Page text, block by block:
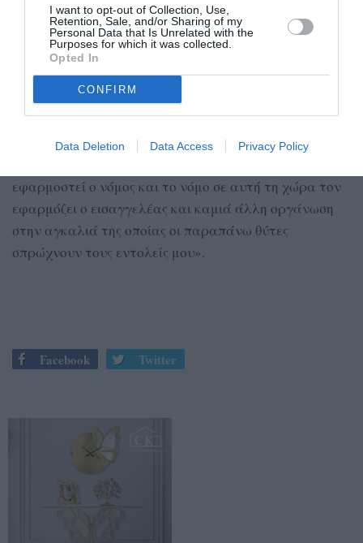
I want to opt-out of Collection, Use,
Retention, Sale, and/or Sharing of my
Personal Data that Is Unrelated with the
Purposes for which it was collected.
Opted In
CONFIRM
Data Deletion Data Access Privacy Policy
χρόνια είναι οι θύτες. Οι εντολείς μου είναι τα θύματα.
Οι τσιγγάνοι είναι ταυτόχρονα θύτες και θύματα.
Αυτή η εικόνα της τριτοκοσμικής γειτονιάς θα πρέπει
να εξαλειφθεί, όπως υποσχέθηκαν οι αρμόδιοι κατά
την αυτοψία που πραγματοποιήσαμε αρχές
Σεπτεμβρίου.
Μέχρι σήμερα έχουμε εισπράξει ευχολόγια και
εφαρμοστεί ο νόμος και το νόμο σε αυτή τη χώρα τον
εφαρμόζει ο εισαγγελέας και καμιά άλλη οργάνωση
στην αγκαλιά της οποίας οι παραπάνω θύτες
σπρώχνουν τους εντολείς μου».
Facebook Twitter